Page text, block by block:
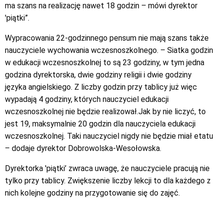
ma szans na realizację nawet 18 godzin – mówi dyrektor
'piątki”.
Wypracowania 22-godzinnego pensum nie mają szans także
nauczyciele wychowania wczesnoszkolnego. – Siatka godzin
w edukacji wczesnoszkolnej to są 23 godziny, w tym jedna
godzina dyrektorska, dwie godziny religii i dwie godziny
języka angielskiego. Z liczby godzin przy tablicy już więc
wypadają 4 godziny, których nauczyciel edukacji
wczesnoszkolnej nie będzie realizował.Jak by nie liczyć, to
jest 19, maksymalnie 20 godzin dla nauczyciela edukacji
wczesnoszkolnej. Taki nauczyciel nigdy nie będzie miał etatu
– dodaje dyrektor Dobrowolska-Wesołowska.
Dyrektorka 'piątki’ zwraca uwagę, że nauczyciele pracują nie
tylko przy tablicy. Zwiększenie liczby lekcji to dla każdego z
nich kolejne godziny na przygotowanie się do zajęć.